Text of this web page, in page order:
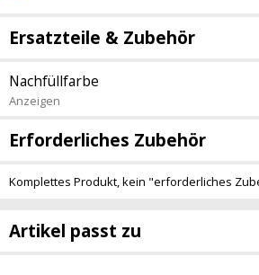
Ersatzteile & Zubehör
Nachfüllfarbe
Anzeigen
Erforderliches Zubehör
Komplettes Produkt, kein "erforderliches
Artikel passt zu